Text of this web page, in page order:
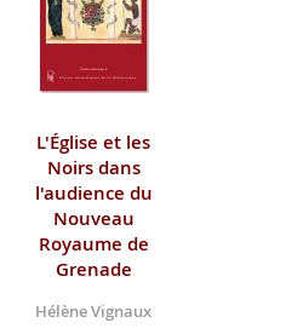
L'Église et les
Noirs dans
l'audience du
Nouveau
Royaume de
Grenade
Hélène Vignaux